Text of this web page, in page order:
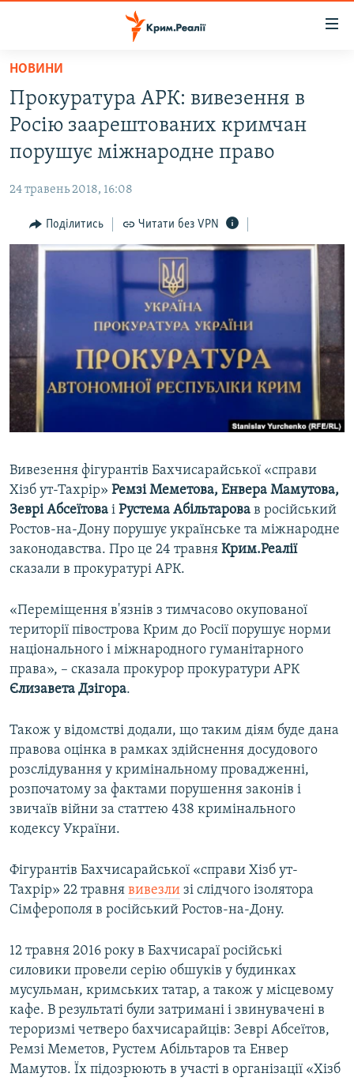
Перейти
основного
матеріалу
до
основної
навігації
Перейти
до
ВОДА.КРИМ
ВІДЕО ТА ФОТО
БЛОГИ
ПОГЛЯД
ІНТЕРВ'Ю
ВСЕ ЗА ДЕНЬ
СПЕЦПРОЕКТИ
ВІДЕОУРОКИ «ELIFBE»
СВІДЧЕННЯ ОКУПАЦІЇ
УКРАЇНСЬКА ПРОБЛЕМА КРИМУ
ЯК ОБІЙТИ БЛОКУВАННЯ
Русский
Qırımtatar
Усі сайти RFE/RL
НОВИНИ
Прокуратура АРК: вивезення в
Росію заарештованих кримчан
порушує міжнародне право
24 травень 2018, 16:08
Поділитись Читати без VPN
Вивезення фігурантів Бахчисарайської «справи
Хізб ут-Тахрір» Ремзі Меметова, Енвера Мамутова,
Зеврі Абсеїтова і Рустема Абільтарова в російський
Ростов-на-Дону порушує українське та міжнародне
законодавства. Про це 24 травня Крим.Реалії
сказали в прокуратурі АРК.
«Переміщення в'язнів з тимчасово окупованої
території півострова Крим до Росії порушує норми
національного і міжнародного гуманітарного
права», – сказала прокурор прокуратури АРК
Єлизавета Дзігора.
Також у відомстві додали, що таким діям буде дана
правова оцінка в рамках здійснення досудового
розслідування у кримінальному провадженні,
розпочатому за фактами порушення законів і
звичаїв війни за статтею 438 кримінального
кодексу України.
Фігурантів Бахчисарайської «справи Хізб ут-
Тахрір» 22 травня вивезли зі слідчого ізолятора
Сімферополя в російський Ростов-на-Дону.
12 травня 2016 року в Бахчисараї російські
силовики провели серію обшуків у будинках
мусульман, кримських татар, а також у місцевому
кафе. В результаті були затримані і звинувачені в
тероризмі четверо бахчисарайців: Зеврі Абсеїтов,
Ремзі Меметов, Рустем Абільтаров та Енвер
Мамутов. Їх підозрюють в участі в організації «Хізб